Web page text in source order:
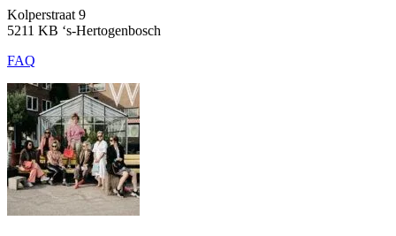
Kolperstraat 9
5211 KB ‘s-Hertogenbosch
FAQ